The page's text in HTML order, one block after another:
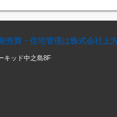
売買・住宅管理は株式会社上
キッド中之島8F